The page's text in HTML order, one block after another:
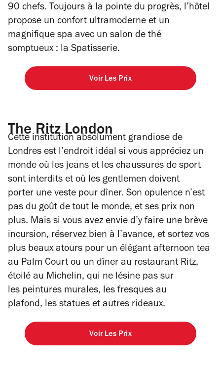
90 chefs. Toujours à la pointe du progrès, l’hôtel
propose un confort ultramoderne et un
magnifique spa avec un salon de thé
somptueux : la Spatisserie.
Voir Les Prix
The Ritz London
Cette institution absolument grandiose de
Londres est l’endroit idéal si vous appréciez un
monde où les jeans et les chaussures de sport
sont interdits et où les gentlemen doivent
porter une veste pour dîner. Son opulence n’est
pas du goût de tout le monde, et ses prix non
plus. Mais si vous avez envie d’y faire une brève
incursion, réservez bien à l’avance, et sortez vos
plus beaux atours pour un élégant afternoon tea
au Palm Court ou un dîner au restaurant Ritz,
étoilé au Michelin, qui ne lésine pas sur
les peintures murales, les fresques au
plafond, les statues et autres rideaux.
Voir Les Prix